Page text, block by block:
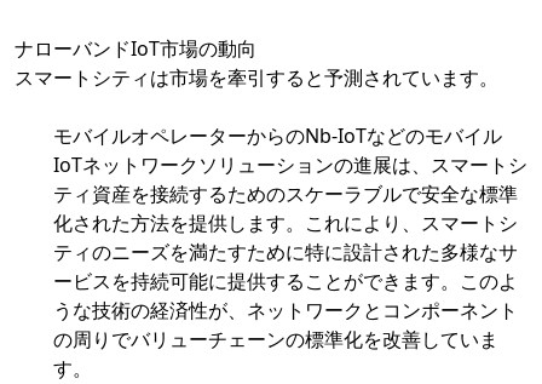
ナローバンドIoT市場の動向
スマートシティは市場を牽引すると予測されています。
モバイルオペレーターからのNb-IoTなどのモバイル
IoTネットワークソリューションの進展は、スマートシ
ティ資産を接続するためのスケーラブルで安全な標準
化された方法を提供します。これにより、スマートシ
ティのニーズを満たすために特に設計された多様なサ
ービスを持続可能に提供することができます。このよ
うな技術の経済性が、ネットワークとコンポーネント
の周りでバリューチェーンの標準化を改善していま
す。